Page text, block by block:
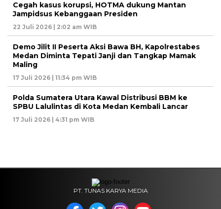
Cegah kasus korupsi, HOTMA dukung Mantan
Jampidsus Kebanggaan Presiden
22 Juli 2026 | 2:02 am WIB
Demo Jilit II Peserta Aksi Bawa BH, Kapolrestabes
Medan Diminta Tepati Janji dan Tangkap Mamak
Maling
17 Juli 2026 | 11:34 pm WIB
Polda Sumatera Utara Kawal Distribusi BBM ke
SPBU Lalulintas di Kota Medan Kembali Lancar
17 Juli 2026 | 4:31 pm WIB
PT. TUNAS KARYA MEDIA